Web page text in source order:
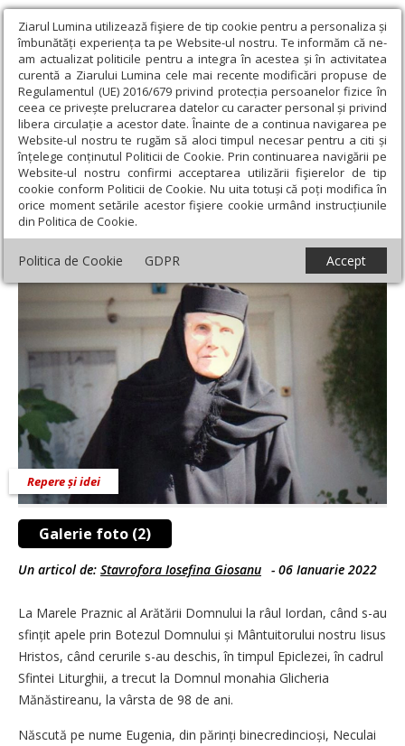
Ziarul Lumina utilizează fişiere de tip cookie pentru a personaliza și
îmbunătăți experiența ta pe Website-ul nostru. Te informăm că ne-
am actualizat politicile pentru a integra în acestea și în activitatea
curentă a Ziarului Lumina cele mai recente modificări propuse de
Regulamentul (UE) 2016/679 privind protecția persoanelor fizice în
ceea ce privește prelucrarea datelor cu caracter personal și privind
libera circulație a acestor date. Înainte de a continua navigarea pe
Website-ul nostru te rugăm să aloci timpul necesar pentru a citi și
înțelege conținutul Politicii de Cookie. Prin continuarea navigării pe
Website-ul nostru confirmi acceptarea utilizării fişierelor de tip
cookie conform Politicii de Cookie. Nu uita totuși că poți modifica în
orice moment setările acestor fişiere cookie urmând instrucțiunile
din Politica de Cookie.
Politica de Cookie GDPR Accept
Ziarul Lumina › Opinii › Repere și idei › O venerabilă călugăriță
a Mănăstirii Văratic a trecut la Domnul
O venerabilă călugăriță a Mănăstirii Văratic
a trecut la Domnul
Galerie foto (2)
Repere și idei
Un articol de: Stavrofora Iosefina Giosanu - 06 Ianuarie 2022
La Marele Praznic al Arătării Domnului la râul Iordan, când s-au
sfințit apele prin Botezul Domnului și Mântuitorului nostru Iisus
Hristos, când cerurile s-au deschis, în timpul Epiclezei, în cadrul
Sfintei Liturghii, a trecut la Domnul monahia Glicheria
Mănăstireanu, la vârsta de 98 de ani.
Născută pe nume Eugenia, din părinți binecredincioși, Neculai